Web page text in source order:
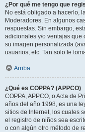
¿Por qué me tengo que
No está obligado a hacerlo,
Moderadores. En algunos
respuestas. Sin embargo,
adicionales y/o ventajas que
su imagen personalizada
usuarios, etc. Tan solo le
Arriba
¿Qué es COPPA? (APPCO)
COPPA, APPCO, o Acta de
años del año 1998, es una
sitios de Internet, los cuales
el registro de niños sea
o con algún otro método de